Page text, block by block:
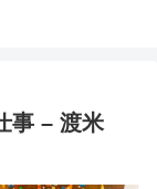
事 – 渡米